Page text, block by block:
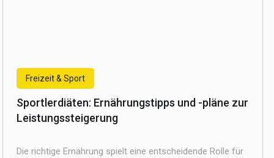
Freizeit & Sport
Sportlerdiäten: Ernährungstipps und -pläne zur
Leistungssteigerung
Die richtige Ernährung spielt eine entscheidende Rolle für